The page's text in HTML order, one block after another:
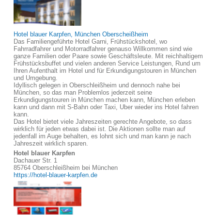
Hotel blauer Karpfen, München Oberscheißheim
Das Familiengeführte Hotel Garni, Frühstückshotel, wo
Fahrradfahrer und Motorradfahrer genauso Willkommen sind wie
ganze Familien oder Paare sowie Geschäftsleute. Mit reichhaltigem
Frühstücksbuffet und vielen anderen Service Leistungen, Rund um
Ihren Aufenthalt im Hotel und für Erkundigungstouren in München
und Umgebung.
Idyllisch gelegen in Oberschleißheim und dennoch nahe bei
München, so das man Problemlos jederzeit seine
Erkundigungstouren in München machen kann, München erleben
kann und dann mit S-Bahn oder Taxi, Uber wieder ins Hotel fahren
kann.
Das Hotel bietet viele Jahreszeiten gerechte Angebote, so dass
wirklich für jeden etwas dabei ist. Die Aktionen sollte man auf
jedenfall im Auge behalten, es lohnt sich und man kann je nach
Jahreszeit wirklich sparen.
Hotel blauer Karpfen
Dachauer Str. 1
85764 Oberschleißheim bei München
https://hotel-blauer-karpfen.de